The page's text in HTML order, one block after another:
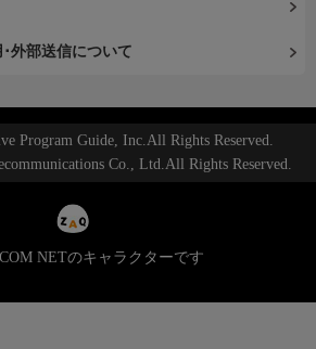
外部送信について
Program Guide, Inc.All Rights Reserved.
Co., Ltd.All Rights Reserved.
NETのキャラクターです